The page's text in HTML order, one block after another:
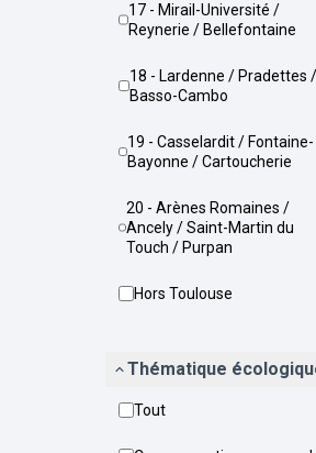
17 - Mirail-Université /
Reynerie / Bellefontaine
18 - Lardenne / Pradettes /
Basso-Cambo
19 - Casselardit / Fontaine-
Bayonne / Cartoucherie
20 - Arènes Romaines /
Ancely / Saint-Martin du
Touch / Purpan
Hors Toulouse
Thématique
Tout